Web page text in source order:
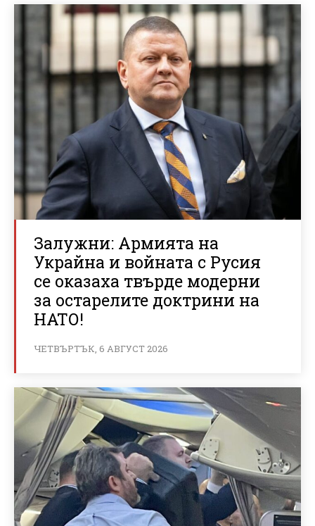
Залужни: Армията на
Украйна и войната с Русия
се оказаха твърде модерни
за остарелите доктрини на
НАТО!
ЧЕТВЪРТЪК, 6 АВГУСТ 2026